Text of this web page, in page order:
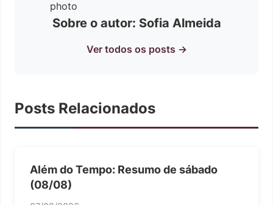
Sobre o autor: Sofia Almeida
Ver todos os posts →
Posts Relacionados
Além do Tempo: Resumo de sábado
(08/08)